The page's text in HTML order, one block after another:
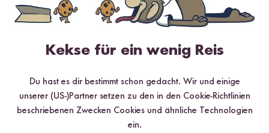
Bewerte dieses Produkt
HilfreichsteNeuesteHöchste BewertungNiedrigste Bewertung
Kekse für ein wenig Reis
Du hast es dir bestimmt schon gedacht. Wir und einige
unserer (US-)Partner setzen zu den in den Cookie-Richtlinien
beschriebenen Zwecken Cookies und ähnliche Technologien
ein.